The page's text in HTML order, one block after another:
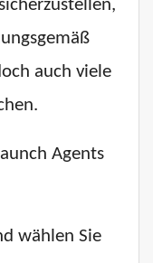
auch viele
Agents
wählen Sie